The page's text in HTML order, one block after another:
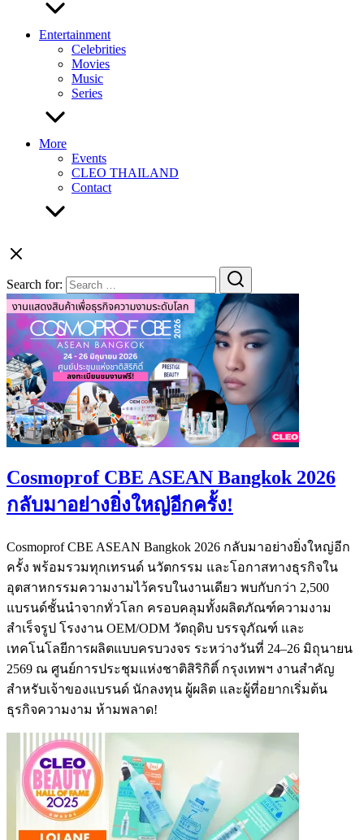
Entertainment
Celebrities
Movies
Music
Series
More
Events
CLEO THAILAND
Contact
Search for:
Cosmoprof CBE ASEAN Bangkok 2026
กลับมาอย่างยิ่งใหญ่อีกครั้ง!
Cosmoprof CBE ASEAN Bangkok 2026 กลับมาอย่างยิ่งใหญ่อีก
ครั้ง พร้อมรวมทุกเทรนด์ นวัตกรรม และโอกาสทางธุรกิจใน
อุตสาหกรรมความงามไว้ครบในงานเดียว พบกับกว่า 2,500
แบรนด์ชั้นนำจากทั่วโลก ครอบคลุมทั้งผลิตภัณฑ์ความงาม
สำเร็จรูป โรงงาน OEM/ODM วัตถุดิบ บรรจุภัณฑ์ และ
เทคโนโลยีการผลิตแบบครบวงจร ระหว่างวันที่ 24–26 มิถุนายน
2569 ณ ศูนย์การประชุมแห่งชาติสิริกิติ์ กรุงเทพฯ งานสำคัญ
สำหรับเจ้าของแบรนด์ นักลงทุน ผู้ผลิต และผู้ที่อยากเริ่มต้น
ธุรกิจความงาม ห้ามพลาด!